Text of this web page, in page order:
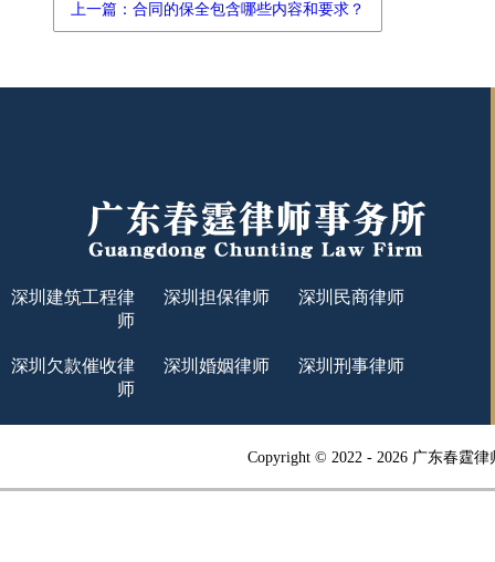
上一篇：合同的保全包含哪些内容和要求？
深圳建筑工程律
师
深圳担保律师 深圳民商律师
深圳欠款催收律
师
深圳婚姻律师 深圳刑事律师
Copyright © 2022 - 2026 广东春霆